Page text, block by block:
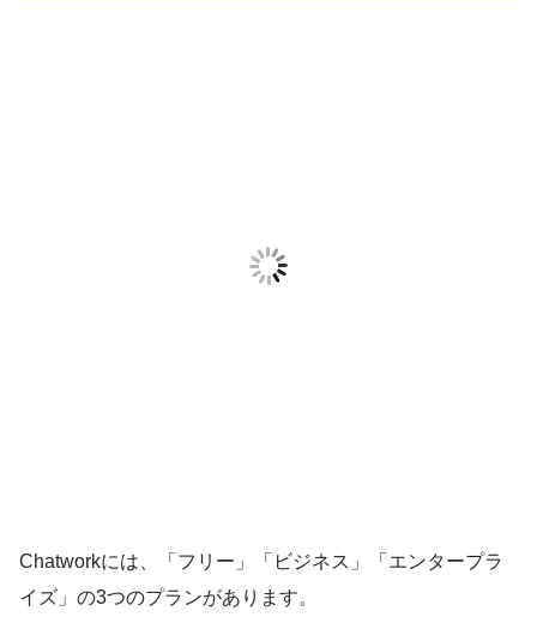
Chatworkには、「フリー」「ビジネス」「エンタープラ
イズ」の3つのプランがあります。